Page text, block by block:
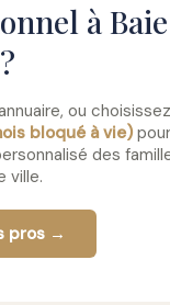
à
ou choisissez
bloqué à vie)
des
ville.
pros →